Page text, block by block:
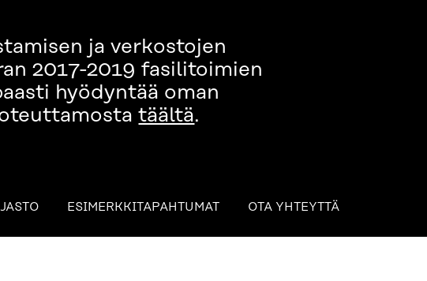
ja verkostojen
2017-2019 fasilitoimien
hyödyntää oman
täältä.
ESIMERKKITAPAHTUMAT OTA YHTEYTTÄ